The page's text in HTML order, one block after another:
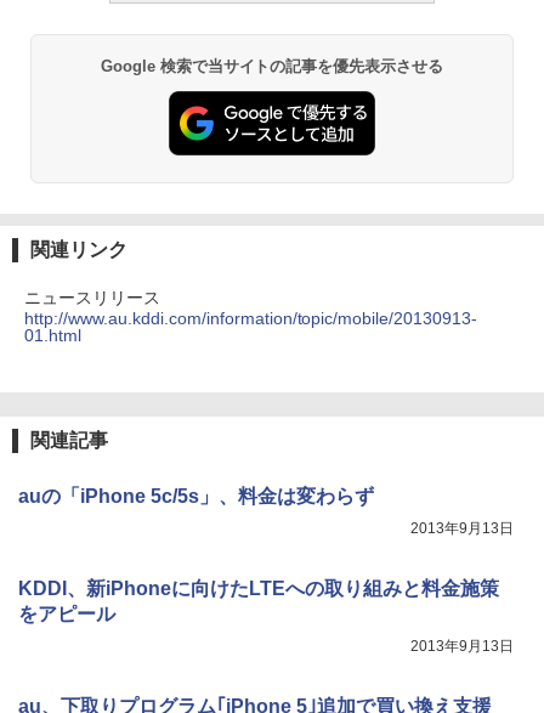
Google 検索で当サイトの記事を優先表示させる
関連リンク
ニュースリリース
http://www.au.kddi.com/information/topic/mobile/20130913-
01.html
関連記事
auの「iPhone 5c/5s」、料金は変わらず
2013年9月13日
KDDI、新iPhoneに向けたLTEへの取り組みと料金施策
をアピール
2013年9月13日
au、下取りプログラム｢iPhone 5｣追加で買い換え支援